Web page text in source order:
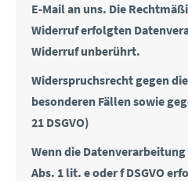
E-Mail an uns. Die
Widerruf erfolgten
Widerruf unberührt.
Widerspruchsrecht gegen
besonderen Fällen sowie
21 DSGVO)
Wenn die
Abs. 1 lit. e oder f DSGVO